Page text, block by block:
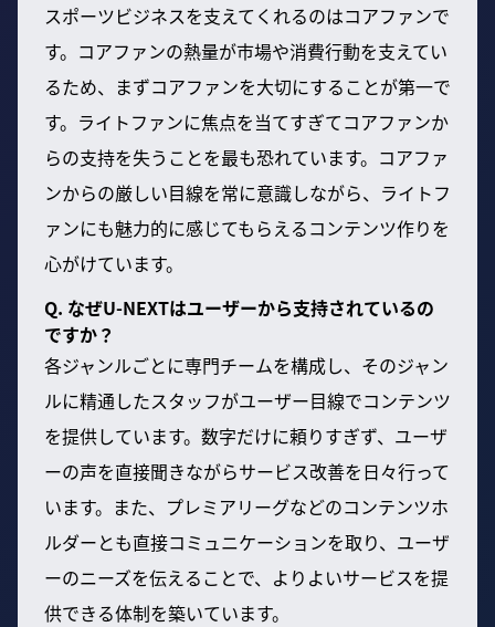
スポーツビジネスを支えてくれるのはコアファンで
す。コアファンの熱量が市場や消費行動を支えてい
るため、まずコアファンを大切にすることが第一で
す。ライトファンに焦点を当てすぎてコアファンか
らの支持を失うことを最も恐れています。コアファ
ンからの厳しい目線を常に意識しながら、ライトフ
ァンにも魅力的に感じてもらえるコンテンツ作りを
心がけています。
Q. なぜU-NEXTはユーザーから支持されているの
ですか？
各ジャンルごとに専門チームを構成し、そのジャン
ルに精通したスタッフがユーザー目線でコンテンツ
を提供しています。数字だけに頼りすぎず、ユーザ
ーの声を直接聞きながらサービス改善を日々行って
います。また、プレミアリーグなどのコンテンツホ
ルダーとも直接コミュニケーションを取り、ユーザ
ーのニーズを伝えることで、よりよいサービスを提
供できる体制を築いています。